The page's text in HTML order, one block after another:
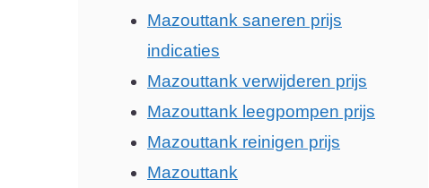
Mazouttank saneren prijs
indicaties
Mazouttank verwijderen prijs
Mazouttank leegpompen prijs
Mazouttank reinigen prijs
Mazouttank